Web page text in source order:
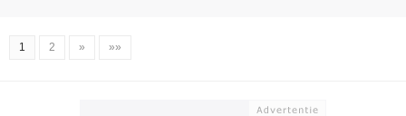
1 2 » »»